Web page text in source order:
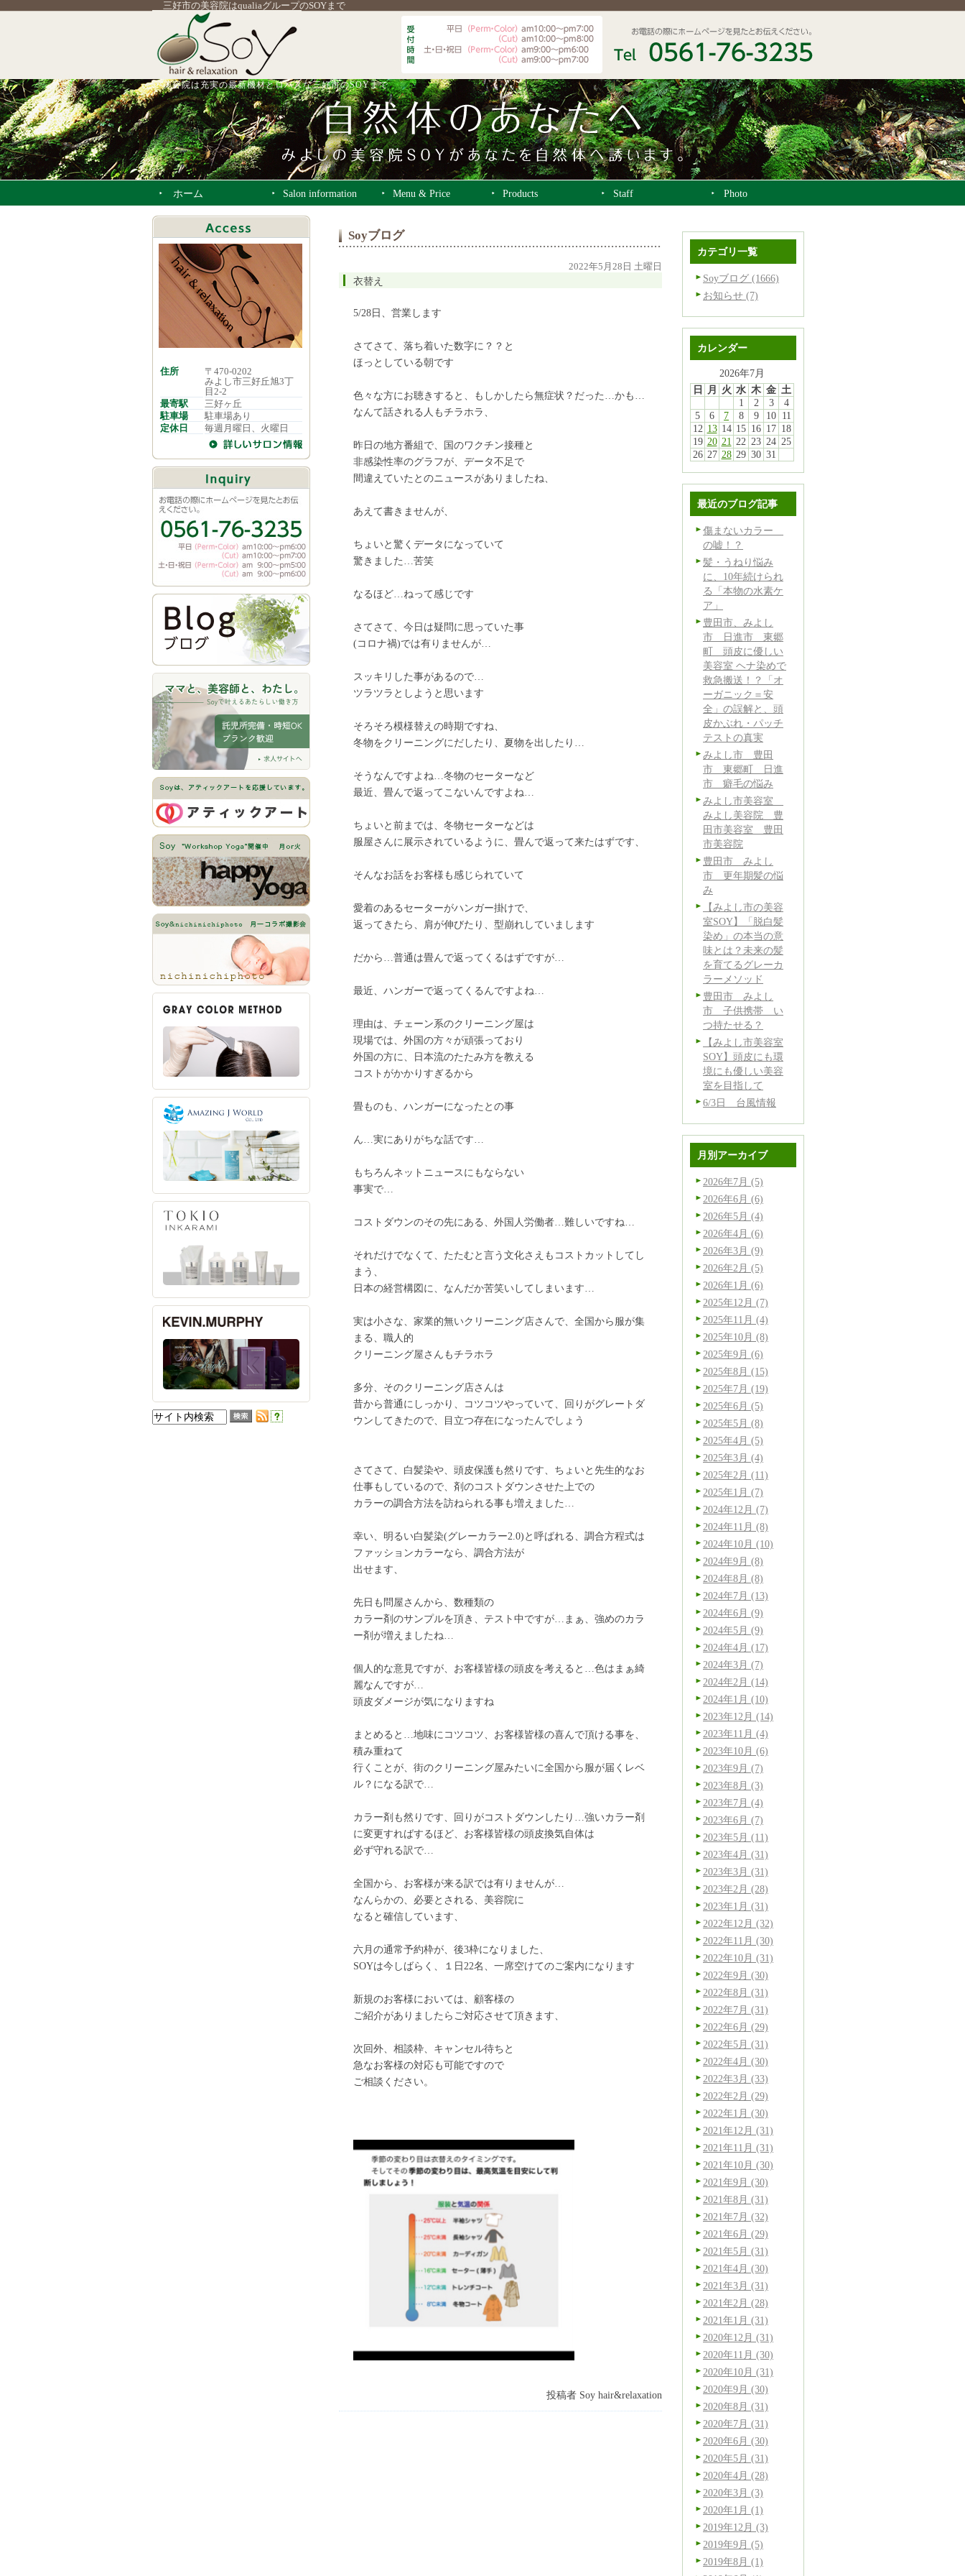
三好市の美容院はqualiaグループのSOYまで
美容院は充実の最新機材とロハスな三好市のSOYまで
ホーム Salon information Menu & Price Products Staff Photo
Soyブログ
2022年5月28日 土曜日
衣替え
5/28日、営業します
さてさて、落ち着いた数字に？？と
ほっとしている朝です
色々な方にお聴きすると、もしかしたら無症状？だった…かも…
なんて話される人もチラホラ、
昨日の地方番組で、国のワクチン接種と
非感染性率のグラフが、データ不足で
間違えていたとのニュースがありましたね、
あえて書きませんが、
ちょいと驚くデータになっていて
驚きました…苦笑
なるほど…ねって感じです
さてさて、今日は疑問に思っていた事
(コロナ禍)では有りませんが…
スッキリした事があるので…
ツラツラとしようと思います
そろそろ模様替えの時期ですね、
冬物をクリーニングにだしたり、夏物を出したり…
そうなんですよね…冬物のセーターなど
最近、畳んで返ってこないんですよね…
ちょいと前までは、冬物セーターなどは
服屋さんに展示されているように、畳んで返って来たはずです、
そんなお話をお客様も感じられていて
愛着のあるセーターがハンガー掛けで、
返ってきたら、肩が伸びたり、型崩れしていまします
だから…普通は畳んで返ってくるはずですが…
最近、ハンガーで返ってくるんですよね…
理由は、チェーン系のクリーニング屋は
現場では、外国の方々が頑張っており
外国の方に、日本流のたたみ方を教える
コストがかかりすぎるから
畳ものも、ハンガーになったとの事
ん…実にありがちな話です…
もちろんネットニュースにもならない
事実で…
コストダウンのその先にある、外国人労働者…難しいですね…
それだけでなくて、たたむと言う文化さえもコストカットしてし
まう、
日本の経営構図に、なんだか苦笑いしてしまいます…
実は小さな、家業的無いクリーニング店さんで、全国から服が集
まる、職人的
クリーニング屋さんもチラホラ
多分、そのクリーニング店さんは
昔から普通にしっかり、コツコツやっていて、回りがグレートダ
ウンしてきたので、目立つ存在になったんでしょう
さてさて、白髪染や、頭皮保護も然りです、ちょいと先生的なお
仕事もしているので、剤のコストダウンさせた上での
カラーの調合方法を訪ねられる事も増えました…
幸い、明るい白髪染(グレーカラー2.0)と呼ばれる、調合方程式は
ファッションカラーなら、調合方法が
出せます、
先日も問屋さんから、数種類の
カラー剤のサンプルを頂き、テスト中ですが…まぁ、強めのカラ
ー剤が増えましたね…
個人的な意見ですが、お客様皆様の頭皮を考えると…色はまぁ綺
麗なんですが…
頭皮ダメージが気になりますね
まとめると…地味にコツコツ、お客様皆様の喜んで頂ける事を、
積み重ねて
行くことが、街のクリーニング屋みたいに全国から服が届くレベ
ル？になる訳で…
カラー剤も然りです、回りがコストダウンしたり…強いカラー剤
に変更すればするほど、お客様皆様の頭皮換気自体は
必ず守れる訳で…
全国から、お客様が来る訳では有りませんが…
なんらかの、必要とされる、美容院に
なると確信しています、
六月の通常予約枠が、後3枠になりました、
SOYは今しばらく、１日22名、一席空けてのご案内になります
新規のお客様においては、顧客様の
ご紹介がありましたらご対応させて頂きます、
次回外、相談枠、キャンセル待ちと
急なお客様の対応も可能ですので
ご相談ください。
投稿者 Soy hair&relaxation
カテゴリ一覧
Soyブログ (1666)
お知らせ (7)
カレンダー
2026年7月
日
月 火 水 木 金 土
1
2 3
4
5
6 7 8 9 10 11
12 13 14 15 16 17 18
19 20 21 22 23 24 25
26 27 28 29 30 31
最近のブログ記事
傷まないカラー
の嘘！？
髪・うねり悩み
に、10年続けられ
る「本物の水素ケ
ア」
豊田市、みよし
市 日進市 東郷
町 頭皮に優しい
美容室 ヘナ染めで
救急搬送！？「オ
ーガニック＝安
全」の誤解と、頭
皮かぶれ・パッチ
テストの真実
みよし市 豊田
市 東郷町 日進
市 癖毛の悩み
みよし市美容室
みよし美容院 豊
田市美容室 豊田
市美容院
豊田市 みよし
市 更年期髪の悩
み
【みよし市の美容
室SOY】「脱白髪
染め」の本当の意
味とは？未来の髪
を育てるグレーカ
ラーメソッド
豊田市 みよし
市 子供携帯 い
つ持たせる？
【みよし市美容室
SOY】頭皮にも環
境にも優しい美容
室を目指して
6/3日 台風情報
月別アーカイブ
2026年7月 (5)
2026年6月 (6)
2026年5月 (4)
2026年4月 (6)
2026年3月 (9)
2026年2月 (5)
2026年1月 (6)
2025年12月 (7)
2025年11月 (4)
2025年10月 (8)
2025年9月 (6)
2025年8月 (15)
2025年7月 (19)
2025年6月 (5)
2025年5月 (8)
2025年4月 (5)
2025年3月 (4)
2025年2月 (11)
2025年1月 (7)
2024年12月 (7)
2024年11月 (8)
2024年10月 (10)
2024年9月 (8)
2024年8月 (8)
2024年7月 (13)
2024年6月 (9)
2024年5月 (9)
2024年4月 (17)
2024年3月 (7)
2024年2月 (14)
2024年1月 (10)
2023年12月 (14)
2023年11月 (4)
2023年10月 (6)
2023年9月 (7)
2023年8月 (3)
2023年7月 (4)
2023年6月 (7)
2023年5月 (11)
2023年4月 (31)
2023年3月 (31)
2023年2月 (28)
2023年1月 (31)
2022年12月 (32)
2022年11月 (30)
2022年10月 (31)
2022年9月 (30)
2022年8月 (31)
2022年7月 (31)
2022年6月 (29)
2022年5月 (31)
2022年4月 (30)
2022年3月 (33)
2022年2月 (29)
2022年1月 (30)
2021年12月 (31)
2021年11月 (31)
2021年10月 (30)
2021年9月 (30)
2021年8月 (31)
2021年7月 (32)
2021年6月 (29)
2021年5月 (31)
2021年4月 (30)
2021年3月 (31)
2021年2月 (28)
2021年1月 (31)
2020年12月 (31)
2020年11月 (30)
2020年10月 (31)
2020年9月 (30)
2020年8月 (31)
2020年7月 (31)
2020年6月 (30)
2020年5月 (31)
2020年4月 (28)
2020年3月 (3)
2020年1月 (1)
2019年12月 (3)
2019年9月 (5)
2019年8月 (1)
住所
〒470-0202
みよし市三好丘旭3丁
目2-2
最寄駅
三好ヶ丘
駐車場
駐車場あり
定休日
毎週月曜日、火曜日